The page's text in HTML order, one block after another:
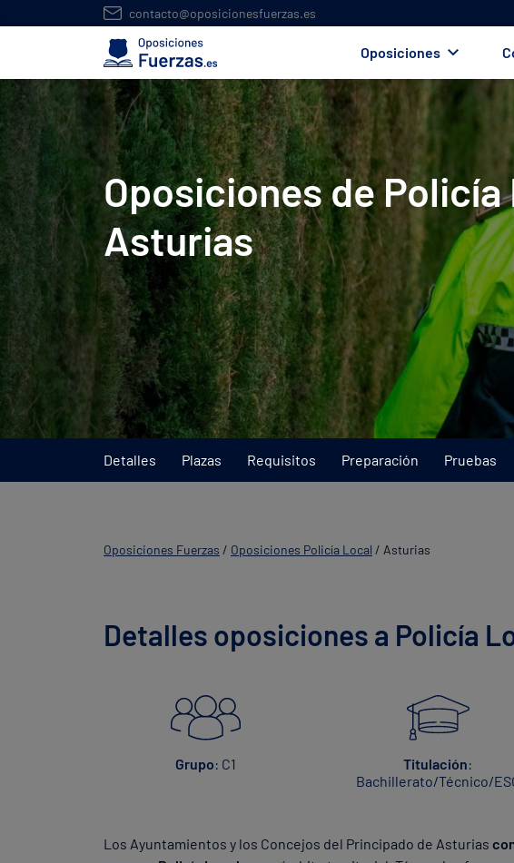
contacto@oposicionesfuerzas.es
Oposiciones
Oposiciones de
Asturias
Detalles Plazas Requisitos Preparación Pruebas
Oposiciones Fuerzas / Oposiciones Policía Local / Asturias
Detalles oposiciones a Policía
Grupo: C1 Titulación:
Bachillerato/Técnico/
Los Ayuntamientos y los Concejos del Principado de Asturias